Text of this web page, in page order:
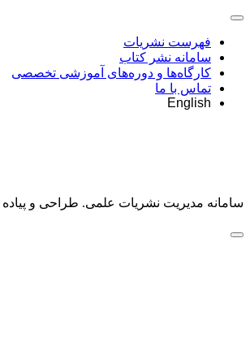
فهرست نشریات
سامانه نشر کتاب
کارگاه‌ها و دوره‌های آموزشی تخصصی
تماس با ما
English
سامانه مدیریت نشریات علمی. طراحی و